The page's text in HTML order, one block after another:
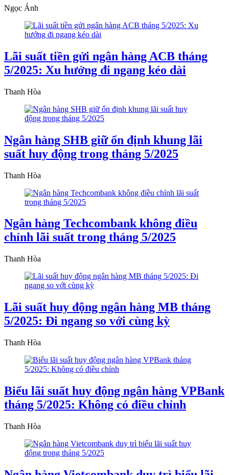
Ngọc Ánh
Lãi suất tiền gửi ngân hàng ACB tháng
5/2025: Xu hướng đi ngang kéo dài
Thanh Hòa
Ngân hàng SHB giữ ổn định khung lãi
suất huy động trong tháng 5/2025
Thanh Hòa
Ngân hàng Techcombank không điều
chỉnh lãi suất trong tháng 5/2025
Thanh Hòa
Lãi suất huy động ngân hàng MB tháng
5/2025: Đi ngang so với cùng kỳ
Thanh Hòa
Biểu lãi suất huy động ngân hàng VPBank
tháng 5/2025: Không có điều chỉnh
Thanh Hòa